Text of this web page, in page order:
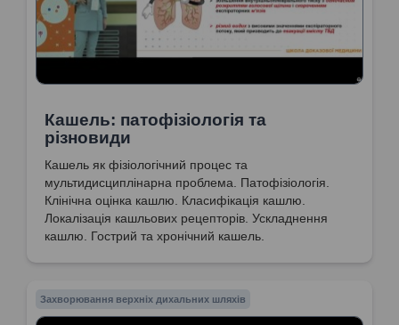
Кашель: патофізіологія та
різновиди
Кашель як фізіологічний процес та
мультидисциплінарна проблема. Патофізіологія.
Клінічна оцінка кашлю. Класифікація кашлю.
Локалізація кашльових рецепторів. Ускладнення
кашлю. Гострий та хронічний кашель.
Захворювання верхніх дихальних шляхів